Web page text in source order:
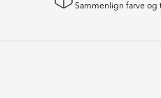
Sammenlign farve og